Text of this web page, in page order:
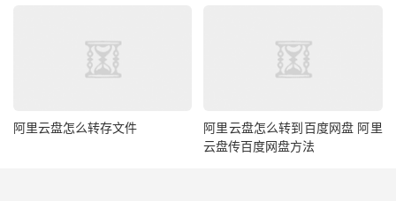
阿里云盘怎么转存文件
阿里云盘怎么转到百度网盘 阿里
云盘传百度网盘方法